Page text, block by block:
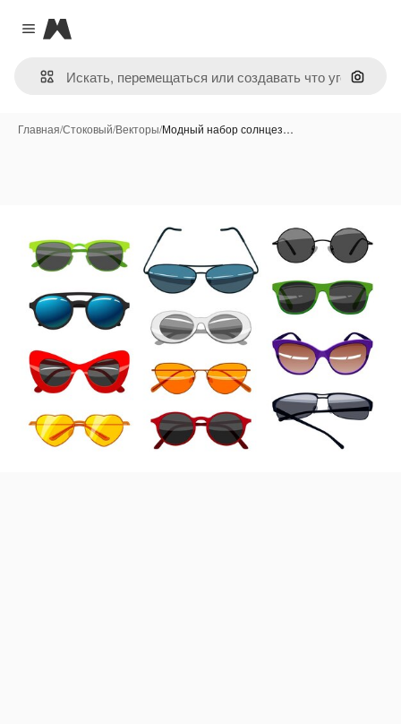
Close menu
Magnific
Поиск
Главная/Стоковый/Векторы/Модный набор солнцез…